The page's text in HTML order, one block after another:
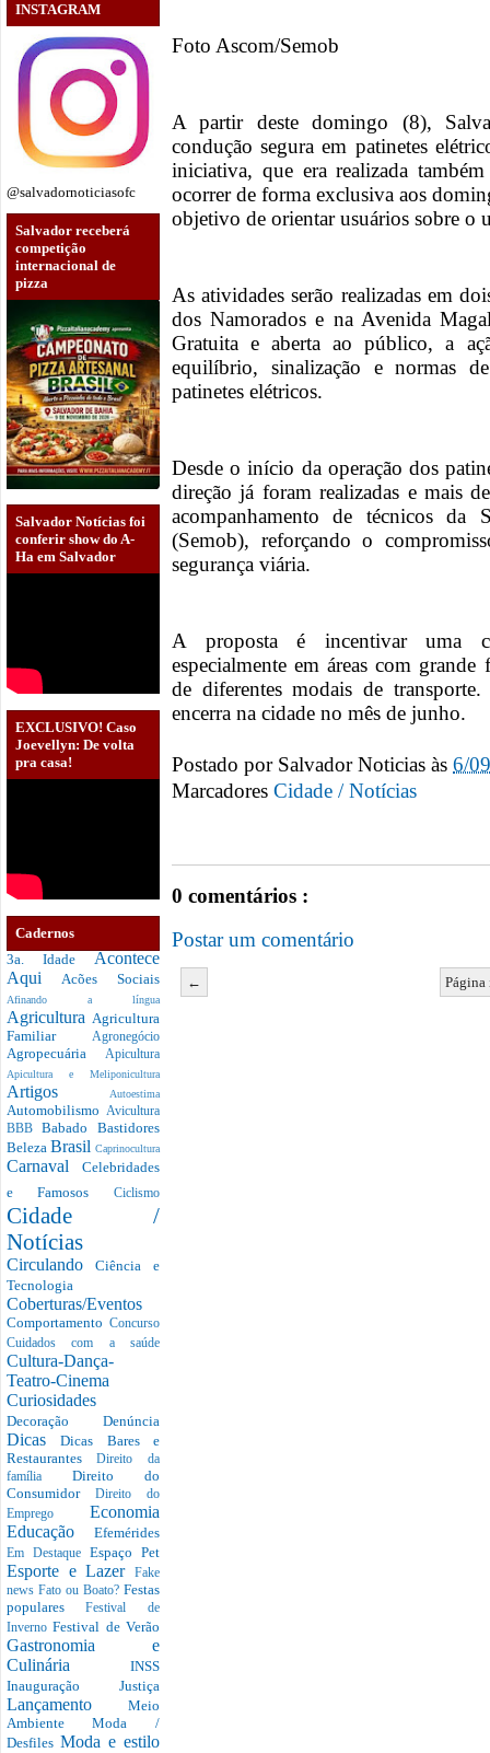
INSTAGRAM
@salvadornoticiasofc
Salvador receberá
competição
internacional de
pizza
Salvador Notícias foi
conferir show do A-
Ha em Salvador
EXCLUSIVO! Caso
Joevellyn: De volta
pra casa!
Cadernos
3a. Idade Acontece
Aqui Acões Sociais
Afinando a língua
Agricultura Agricultura
Familiar Agronegócio
Agropecuária Apicultura
Apicultura e Meliponicultura
Artigos Autoestima
Automobilismo Avicultura
BBBBabado Bastidores
Beleza Brasil Caprinocultura
Carnaval Celebridades
e Famosos Ciclismo
Cidade /
Notícias
CirculandoCiência e
Tecnologia
Coberturas/Eventos
Comportamento Concurso
Cuidados com a saúde
Cultura-Dança-
Teatro-Cinema
Curiosidades
Decoração Denúncia
DicasDicas Bares e
RestaurantesDireito da
família Direito do
Consumidor Direito do
Emprego Economia
Educação Efemérides
Em Destaque Espaço Pet
Esporte e Lazer
Fake
news Fato ou Boato? Festas
popularesFestival de
InvernoFestival de Verão
Gastronomia e
Culinária INSS
Inauguração Justiça
Lançamento Meio
AmbienteModa /
Desfiles Moda e estilo
Foto Ascom/Semob
A partir deste domingo (8),
condução segura em patinetes
iniciativa, que era realizada
ocorrer de forma exclusiva aos
objetivo de orientar usuários sobre o
As atividades serão realizadas em
dos Namorados e na Avenida
Gratuita e aberta ao público, a
equilíbrio, sinalização e normas
patinetes elétricos.
Desde o início da operação dos
direção já foram realizadas e mais
acompanhamento de técnicos da
(Semob), reforçando o
segurança viária.
A proposta é incentivar uma
especialmente em áreas com
de diferentes modais de
encerra na cidade no mês de junho.
Postado por Salvador Noticias às 6/
Marcadores Cidade / Notícias
0 comentários :
Postar um comentário
←